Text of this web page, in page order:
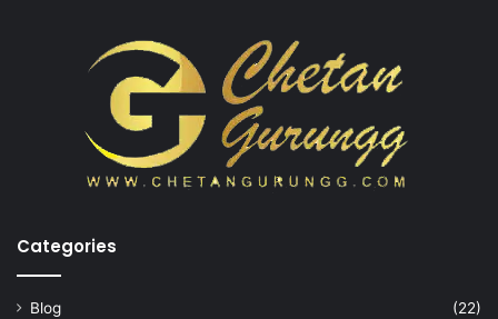
Categories
Blog
(22)